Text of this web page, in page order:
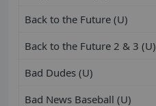
Back to the Future (U)
Back to the Future 2 & 3 (U)
Bad Dudes (U)
Bad News Baseball (U)